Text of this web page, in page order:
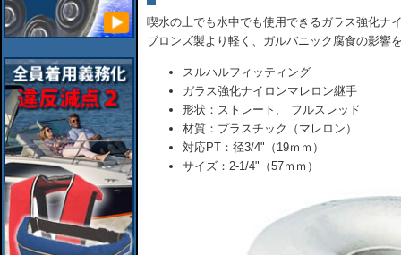
喫水の上でも水中でも使用できるガラス強化ナ
ブロンズ製より軽く、ガルバニック腐食の影響
スルハルフィッティング
ガラス強化ナイロンマレロン継手
形状：ストレート, フルスレッド
材質：プラスチック（マレロン）
対応PT：径3/4"（19ｍｍ）
サイズ：2-1/4"（57ｍｍ）